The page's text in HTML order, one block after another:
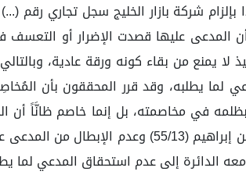
المدعى عليها قصدت الإضرار أو التعسف
يمنع من بقاء كونه ورقة عادية،
يطلبه، وقد قرر المحققون بأن
في مخاصمته، بل إنما خاصم ظانَّاً
فهذا لا وجه شرعاً لإلزامه بتلك النفقات مجموع فتاوى
الدائرة إلى عدم استحقاق المدعي لما